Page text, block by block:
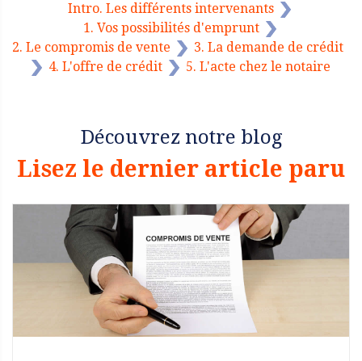
Intro. Les différents intervenants
1. Vos possibilités d'emprunt
2. Le compromis de vente
3. La demande de crédit
4. L'offre de crédit
5. L'acte chez le notaire
Découvrez notre blog
Lisez le dernier article paru